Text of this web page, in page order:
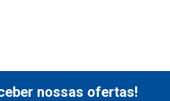
nossas ofertas!